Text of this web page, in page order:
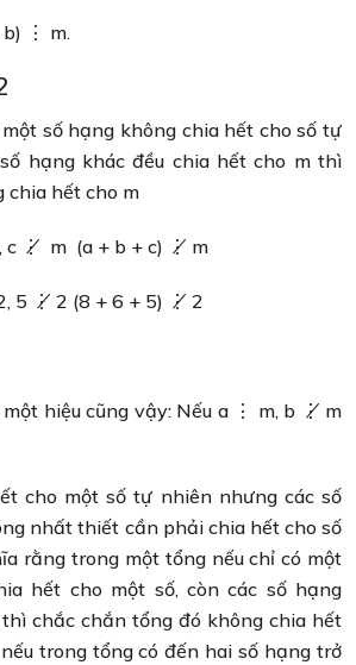
⋮ m.
số hạng không chia hết cho số tự
hạng khác đều chia hết cho m thì
chia hết cho m
c ⋮̸ m (a + b + c) ⋮̸ m
5 ⋮̸ 2 (8 + 6 + 5) ⋮̸ 2
hiệu cũng vậy: Nếu a ⋮ m, b ⋮̸ m
cho một số tự nhiên nhưng các số
nhất thiết cần phải chia hết cho số
rằng trong một tổng nếu chỉ có một
hết cho một số, còn các số hạng
chắc chắn tổng đó không chia hết
trong tổng có đến hai số hạng trở